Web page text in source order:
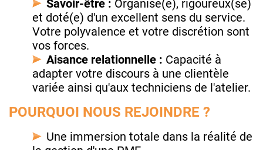
Savoir-être : Organisé(e), rigoureux(se)
et doté(e) d'un excellent sens du service.
Votre polyvalence et votre discrétion sont
vos forces.
Aisance relationnelle : Capacité à
adapter votre discours à une clientèle
variée ainsi qu'aux techniciens de l'atelier.
POURQUOI NOUS REJOINDRE ?
Une immersion totale dans la réalité de